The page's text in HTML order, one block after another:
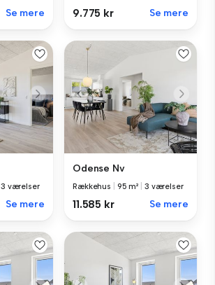
Se mere 9.775 kr Se mere
3 værelser
Se mere
Odense Nv
Rækkehus 95 m² 3 værelser
11.585 kr Se mere